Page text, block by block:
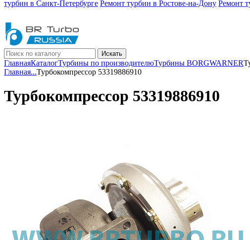
турбин в Санкт-Петербурге Ремонт турбин в Ростове-на-Дону Ремонт
Искать
ГлавнаяКаталогТурбины по производителюТурбины BORGWARNER
Главная...Турбокомпрессор 53319886910
Турбокомпрессор 53319886910